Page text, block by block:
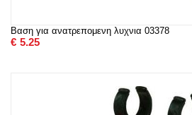
Βαση για ανατρεπομενη λυχνια 03378
€ 5.25